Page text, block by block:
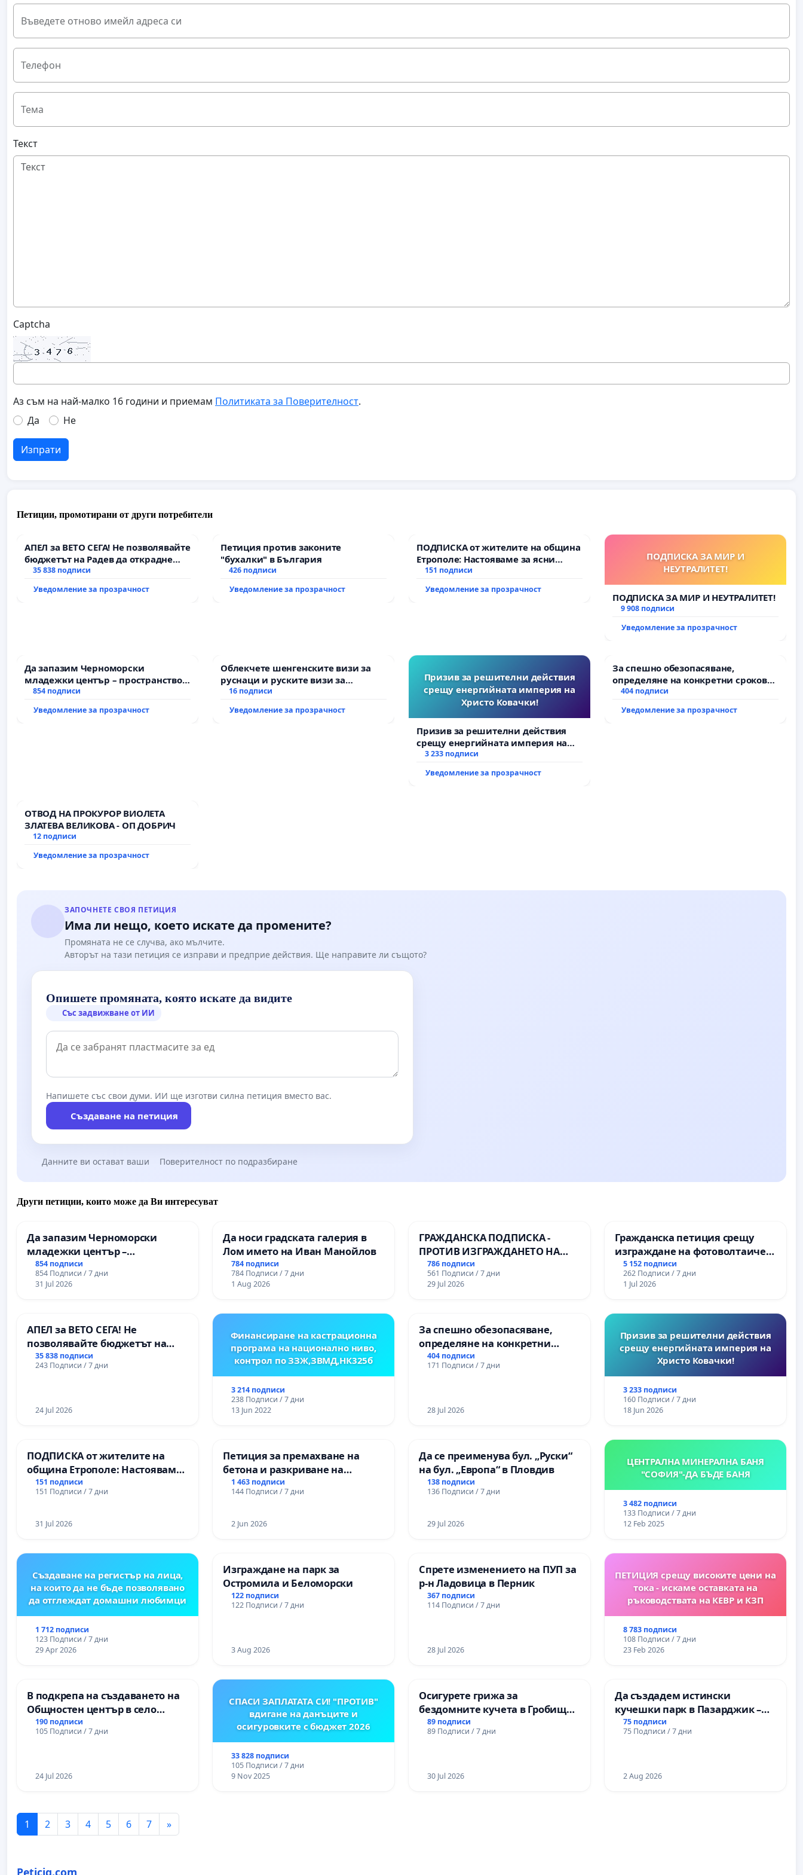
Въведете отново имейл адреса си
Телефон
Тема
Текст
Captcha
Аз съм на най-малко 16 години и приемам Политиката за Поверителност.
Да
Не
Изпрати
Петиции, промотирани от други потребители
АПЕЛ за ВЕТО СЕГА! Не позволявайте
бюджетът на Радев да открадне
парите и правата ни в тъмното
35 838 подписи
Уведомление за прозрачност
Петиция против законите
"бухалки" в България
426 подписи
Уведомление за прозрачност
ПОДПИСКА от жителите на община
Етрополе: Настояваме за ясни
гаранции от “Елаците-МЕД” АД и от
всички екологични норми!
151 подписи
Уведомление за прозрачност
ПОДПИСКА ЗА МИР И
НЕУТРАЛИТЕТ!
ПОДПИСКА ЗА МИР И НЕУТРАЛИТЕТ!
9 908 подписи
Уведомление за прозрачност
Да запазим Черноморски
младежки център – пространство
за младите на Варна
854 подписи
Уведомление за прозрачност
Облекчете шенгенските визи за
руснаци и руските визи за
българи
16 подписи
Уведомление за прозрачност
Призив за решителни действия
срещу енергийната империя на
Христо Ковачки!
Призив за решителни действия
срещу енергийната империя на
Христо Ковачки!
3 233 подписи
Уведомление за прозрачност
За спешно обезопасяване,
определяне на конкретни срокове
и извършване на цялостна
републиканския път между пътен
404 подписи
Уведомление за прозрачност
ОТВОД НА ПРОКУРОР ВИОЛЕТА
ЗЛАТЕВА ВЕЛИКОВА - ОП ДОБРИЧ
12 подписи
Уведомление за прозрачност
ЗАПОЧНЕТЕ СВОЯ ПЕТИЦИЯ
Има ли нещо, което искате да промените?
Промяната не се случва, ако мълчите.
Авторът на тази петиция се изправи и предприе действия. Ще направите ли същото?
Опишете промяната, която искате да видите
Със задвижване от ИИ
Напишете със свои думи. ИИ ще изготви силна петиция вместо вас.
Създаване на петиция
Данните ви остават ваши Поверителност по подразбиране
Други петиции, които може да Ви интересуват
Да запазим Черноморски
младежки център –
пространство за младите на
Варна
854 подписи
854 Подписи / 7 дни
31 Jul 2026
Да носи градската галерия в
Лом името на Иван Манойлов
784 подписи
784 Подписи / 7 дни
1 Aug 2026
ГРАЖДАНСКА ПОДПИСКА -
ПРОТИВ ИЗГРАЖДАНЕТО НА
ВЪЖЕНА ЛИНИЯ (ЛИФТ) НА
ТЕРИТОРИЯТА НА ПРИРОДНА
ЗАБЕЛЕЖИТЕЛНОСТ „ХЪЛМ НА
786 подписи
561 Подписи / 7 дни
29 Jul 2026
Гражданска петиция срещу
изграждане на фотоволтаичен
парк в с.Прибой, общ. Радомир
5 152 подписи
262 Подписи / 7 дни
1 Jul 2026
АПЕЛ за ВЕТО СЕГА! Не
позволявайте бюджетът на
Радев да открадне парите и
правата ни в тъмното
35 838 подписи
243 Подписи / 7 дни
24 Jul 2026
Финансиране на кастрационна
програма на национално ниво,
контрол по ЗЗЖ,ЗВМД,НК325б
3 214 подписи
238 Подписи / 7 дни
13 Jun 2022
За спешно обезопасяване,
определяне на конкретни
срокове и извършване на
цялостна рехабилитация на
Ихтиман - с. Мирово - к.к.
404 подписи
171 Подписи / 7 дни
28 Jul 2026
Призив за решителни действия
срещу енергийната империя на
Христо Ковачки!
3 233 подписи
160 Подписи / 7 дни
18 Jun 2026
ПОДПИСКА от жителите на
община Етрополе: Настояваме
за ясни гаранции от “Елаците-
МЕД” АД и от държавата, че ще
екологични норми!
151 подписи
151 Подписи / 7 дни
31 Jul 2026
Петиция за премахване на
бетона и разкриване на
античното сърце на
Могиланската могила във
1 463 подписи
144 Подписи / 7 дни
2 Jun 2026
Да се преименува бул. „Руски“
на бул. „Европа“ в Пловдив
138 подписи
136 Подписи / 7 дни
29 Jul 2026
ЦЕНТРАЛНА МИНЕРАЛНА БАНЯ
"СОФИЯ"-ДА БЪДЕ БАНЯ
3 482 подписи
133 Подписи / 7 дни
12 Feb 2025
Създаване на регистър на лица,
на които да не бъде позволявано
да отглеждат домашни любимци
1 712 подписи
123 Подписи / 7 дни
29 Apr 2026
Изграждане на парк за
Остромила и Беломорски
122 подписи
122 Подписи / 7 дни
3 Aug 2026
Спрете изменението на ПУП за
р-н Ладовица в Перник
367 подписи
114 Подписи / 7 дни
28 Jul 2026
ПЕТИЦИЯ срещу високите цени на
тока - искаме оставката на
ръководствата на КЕВР и КЗП
8 783 подписи
108 Подписи / 7 дни
23 Feb 2026
В подкрепа на създаването на
Общностен център в село
Църква
190 подписи
105 Подписи / 7 дни
24 Jul 2026
СПАСИ ЗАПЛАТАТА СИ! "ПРОТИВ"
вдигане на данъците и
осигуровките с бюджет 2026
33 828 подписи
105 Подписи / 7 дни
9 Nov 2025
Осигурете грижа за
бездомните кучета в Гробищен
парк „Чаира“ в община Плевен
89 подписи
89 Подписи / 7 дни
30 Jul 2026
Да създадем истински
кучешки парк в Пазарджик –
място за хора и техните
любимци
75 подписи
75 Подписи / 7 дни
2 Aug 2026
1 2 3 4 5 6 7 »
Peticiq.com